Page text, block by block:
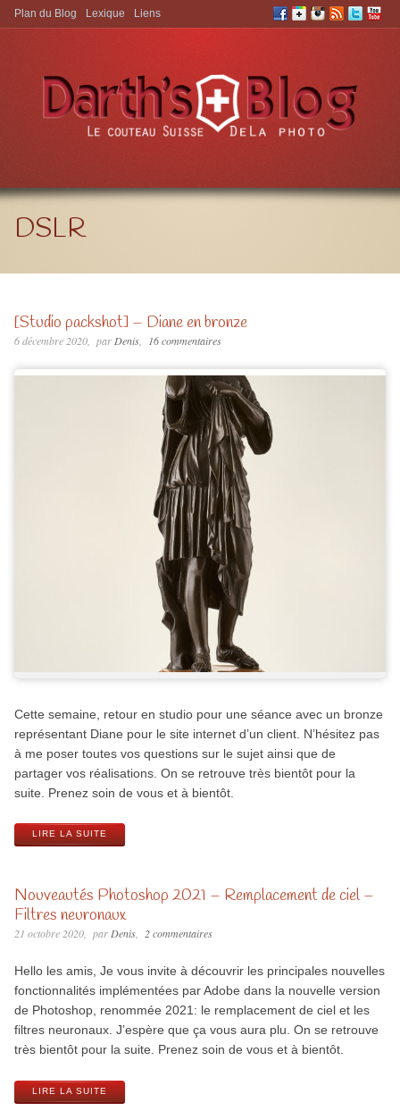
Aller à:
Plan du Blog Lexique Liens
DSLR
[Studio packshot] – Diane en bronze
6 décembre 2020 parDenis 16 commentaires
Cette semaine, retour en studio pour une séance avec un bronze
représentant Diane pour le site internet d’un client. N’hésitez pas
à me poser toutes vos questions sur le sujet ainsi que de
partager vos réalisations. On se retrouve très bientôt pour la
suite. Prenez soin de vous et à bientôt.
LIRE LA SUITE
Nouveautés Photoshop 2021 – Remplacement de ciel –
Filtres neuronaux
21 octobre 2020 parDenis 2 commentaires
Hello les amis, Je vous invite à découvrir les principales nouvelles
fonctionnalités implémentées par Adobe dans la nouvelle version
de Photoshop, renommée 2021: le remplacement de ciel et les
filtres neuronaux. J’espère que ça vous aura plu. On se retrouve
très bientôt pour la suite. Prenez soin de vous et à bientôt.
LIRE LA SUITE